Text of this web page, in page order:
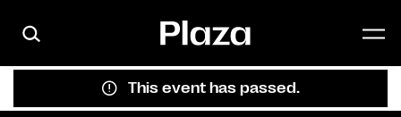
This event has passed.